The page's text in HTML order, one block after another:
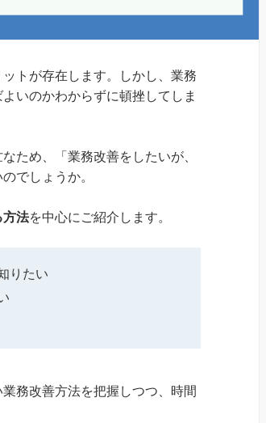
トが存在します。しかし、業務
いのかわからずに頓挫してしま
ため、「業務改善をしたいが、
でしょうか。
方法を中心にご紹介します。
りたい
務改善方法を把握しつつ、時間